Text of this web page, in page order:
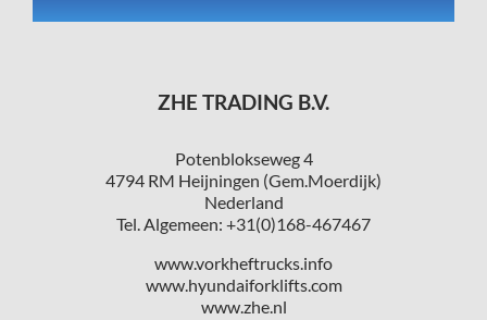
ZHE TRADING B.V.
Potenblokseweg 4
4794 RM Heijningen (Gem.Moerdijk)
Nederland
Tel. Algemeen: +31(0)168-467467
www.vorkheftrucks.info
www.hyundaiforklifts.com
www.zhe.nl